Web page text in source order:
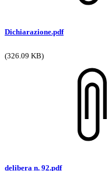
Dichiarazione.pdf
(326.09 KB)
delibera n. 92.pdf